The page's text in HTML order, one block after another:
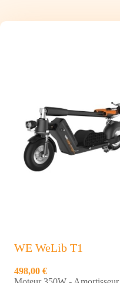
WE WeLib T1
498,00 €